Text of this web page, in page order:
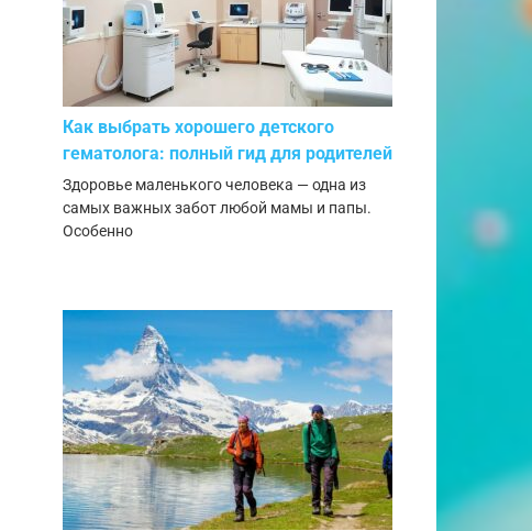
Как выбрать хорошего детского
гематолога: полный гид для родителей
Здоровье маленького человека — одна из
самых важных забот любой мамы и папы.
Особенно